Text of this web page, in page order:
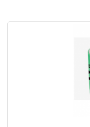
Conjunto de lixeiras
Conjuto de 2